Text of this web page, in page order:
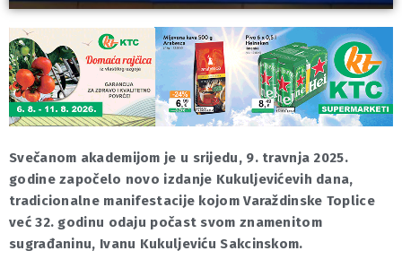
Svečanom akademijom je u srijedu, 9. travnja 2025.
godine započelo novo izdanje Kukuljevićevih dana,
tradicionalne manifestacije kojom Varaždinske Toplice
već 32. godinu odaju počast svom znamenitom
sugrađaninu, Ivanu Kukuljeviću Sakcinskom.